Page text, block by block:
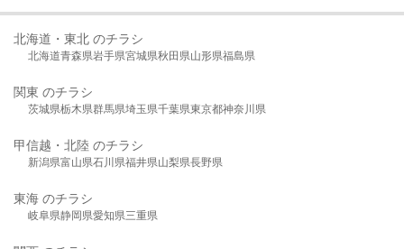
北海道・東北 のチラシ
北海道青森県岩手県宮城県秋田県山形県福島県
関東 のチラシ
茨城県栃木県群馬県埼玉県千葉県東京都神奈川県
甲信越・北陸 のチラシ
新潟県富山県石川県福井県山梨県長野県
東海 のチラシ
岐阜県静岡県愛知県三重県